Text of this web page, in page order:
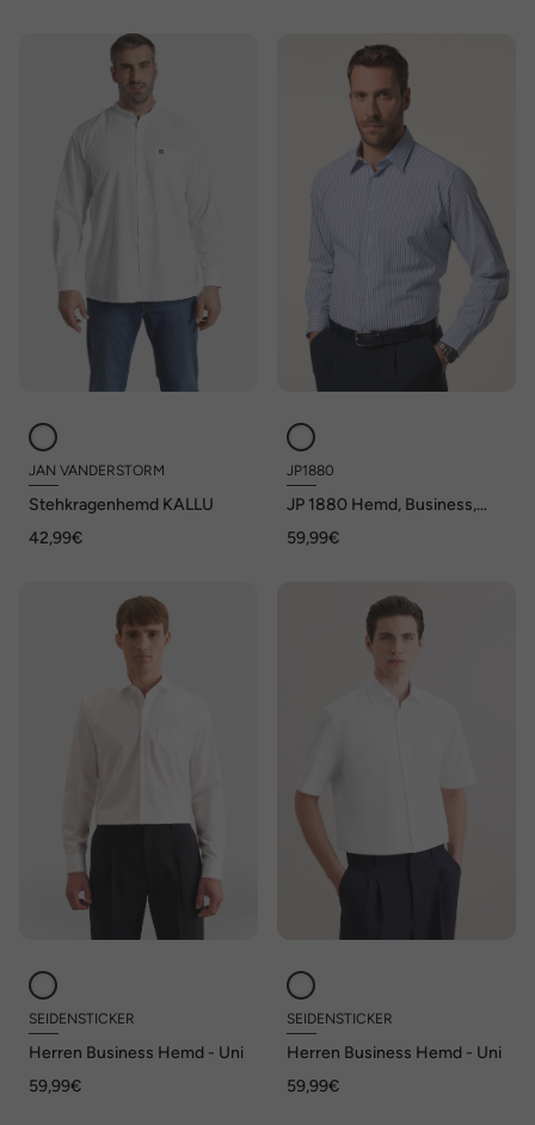
JAN VANDERSTORM
Stehkragenhemd KALLU
42,99€
JP1880
JP 1880 Hemd, Business,
Kentkragen, Comfort Fit, bis
59,99€
SEIDENSTICKER
Herren Business Hemd - Uni
59,99€
SEIDENSTICKER
Herren Business Hemd - Uni
59,99€